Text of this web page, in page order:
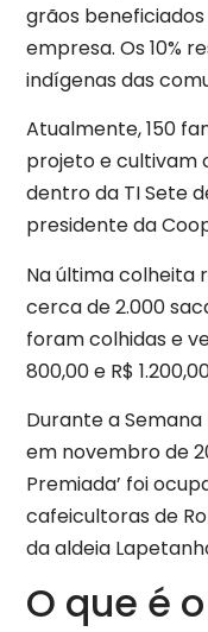
grãos
empresa. Os 10%
indígenas das
Atualmente, 150
projeto e cultivam
dentro da TI Sete
presidente da
Na última colheita
cerca de 2.000
foram colhidas e
800,00 e R$
Durante a
em novembro de
Premiada’ foi
cafeicultoras de
da aldeia
O que é